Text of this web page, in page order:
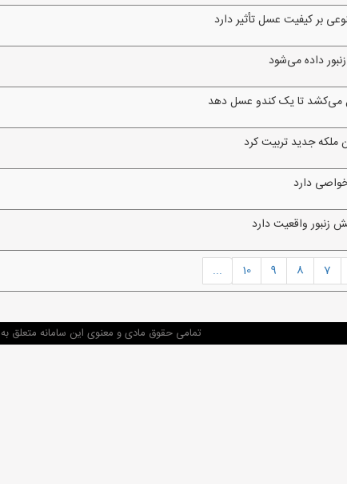
بر کیفیت عسل تأثیر دارد
داده می‌شود
تا یک کندو عسل دهد
ملکه جدید تربیت کرد
دارد
زنبور واقعیت دارد
7
8
9
10
...
تمامی حقوق مادی و معنوی این سامانه متعلق به